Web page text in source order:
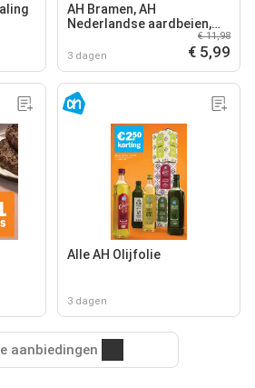
AH Bramen, AH
Nederlandse aardbeien,
AH Nederlandse kersen
3 dagen
€ 11,98
€ 5,99
Alle AH Olijfolie
3 dagen
aanbiedingen